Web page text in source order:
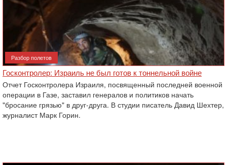
Разбор полетов
Госконтролер: Израиль не был готов к тоннельной войне
Отчет Госконтролера Израиля, посвященный последней военной
операции в Газе, заставил генералов и политиков начать
"бросание грязью" в друг-друга. В студии писатель Давид Шехтер,
журналист Марк Горин.